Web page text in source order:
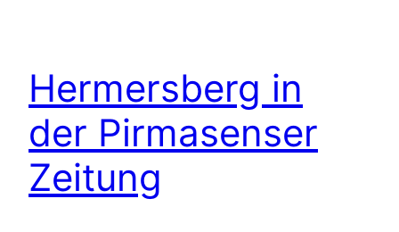
Hermersberg in
der Pirmasenser
Zeitung